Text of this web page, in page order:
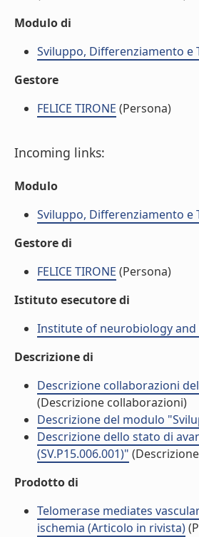
Modulo di
Sviluppo, Differenziamento e
Gestore
FELICE TIRONE (Persona)
Incoming links:
Modulo
Sviluppo, Differenziamento e
Gestore di
FELICE TIRONE (Persona)
Istituto esecutore di
Institute of neurobiology
Descrizione di
Descrizione collaborazioni
(Descrizione collaborazioni)
Descrizione del modulo
Descrizione dello stato di
(SV.P15.006.001)"
Prodotto di
Telomerase mediates
ischemia (Articolo in rivista)